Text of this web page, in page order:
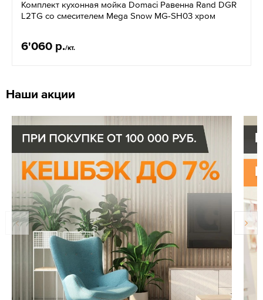
Комплект кухонная мойка Domaci Равенна Rand DGR
L2TG со смесителем Mega Snow MG-SH03 хром
6'060 р./кт.
Наши акции